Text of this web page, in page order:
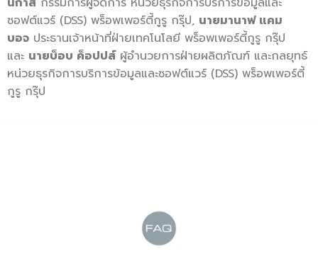
ซอฟต์แวร์ (DSS) พร็อพเพอร์ตี้กูรู กรุ๊ป, นายมานาฟ แคม
บอจ ประธานเจ้าหน้าที่ฝ่ายเทคโนโลยี พร็อพเพอร์ตี้กูรู กรุ๊ป
และ นายบ็อบ ค็อปปส์ผู้อำนวยการฝ่ายผลิตภัณฑ์ และกลยุทธ์
หน่วยธุรกิจการบริการข้อมูลและซอฟต์แวร์ (DSS) พร็อพเพอร์ตี้
กูรู กรุ๊ป